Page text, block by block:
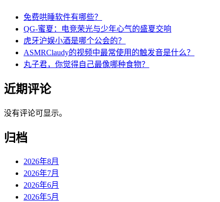
免费哄睡软件有哪些？
QG-蜜夏：电竞荣光与少年心气的盛夏交响
虎牙沪娱小酒是哪个公会的？
ASMRClaudy的视频中最常使用的触发音是什么？
丸子君，你觉得自己最像哪种食物？
近期评论
没有评论可显示。
归档
2026年8月
2026年7月
2026年6月
2026年5月